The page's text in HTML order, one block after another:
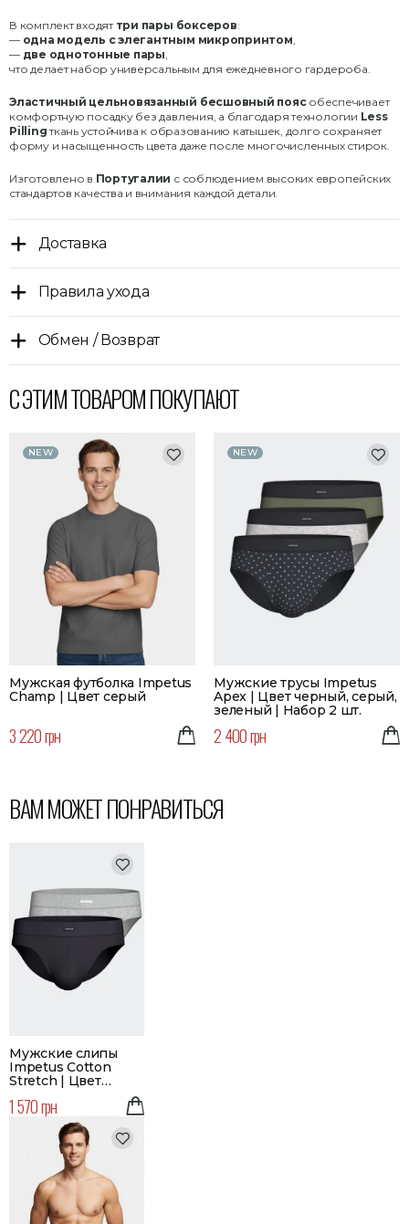
В комплект входят три пары боксеров:
— одна модель с элегантным микропринтом,
— две однотонные пары,
что делает набор универсальным для ежедневного гардероба.
Эластичный цельновязанный бесшовный поясобеспечивает
комфортную посадку без давления, а благодаря технологии Less
Pillingткань устойчива к образованию катышек, долго сохраняет
форму и насыщенность цвета даже после многочисленных стирок.
Изготовлено в Португалии с соблюдением высоких европейских
стандартов качества и внимания каждой детали.
Доставка
Правила ухода
Обмен / Возврат
С ЭТИМ ТОВАРОМ ПОКУПАЮТ
NEW
Мужская футболка Impetus
Champ | Цвет серый
3 220 грн
NEW
Мужские трусы Impetus
Apex | Цвет черный, серый,
зеленый | Набор 2 шт.
2 400 грн
ВАМ МОЖЕТ ПОНРАВИТЬСЯ
Мужские слипы
Impetus Cotton
Stretch | Цвет
Набор 2 шт.
1 570 грн